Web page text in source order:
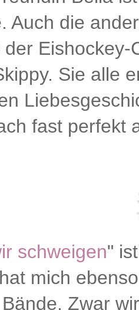
Auch die
Sie alle
fast perfekt
schweigen"
mich
Zwar